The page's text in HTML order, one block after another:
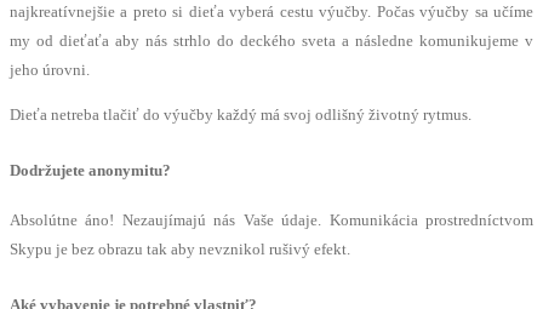
najkreatívnejšie a preto si dieťa vyberá cestu výučby. Počas výučby sa učíme
my od dieťaťa aby nás strhlo do deckého sveta a následne komunikujeme v
jeho úrovni.
Dieťa netreba tlačiť do výučby každý má svoj odlišný životný rytmus.
Dodržujete anonymitu?
Absolútne áno! Nezaujímajú nás Vaše údaje. Komunikácia prostredníctvom
Skypu je bez obrazu tak aby nevznikol rušivý efekt.
Aké vybavenie je potrebné vlastniť?